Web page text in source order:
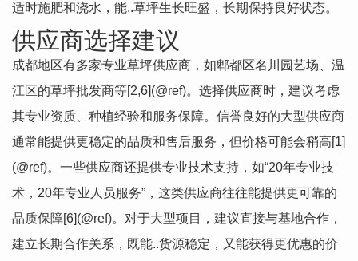
适时施肥和浇水，能..草坪生长旺盛，长期保持良好状态。
供应商选择建议
成都地区有多家专业草坪供应商，如郫都区名川园艺场、温
江区的草坪批发商等[2,6](@ref)。选择供应商时，建议考虑
其专业资质、种植经验和服务保障。信誉良好的大型供应商
通常能提供更稳定的品质和售后服务，但价格可能会稍高[1]
(@ref)。一些供应商还提供专业技术支持，如“20年专业技
术，20年专业人员服务”，这类供应商往往能提供更可靠的
品质保障[6](@ref)。对于大型项目，建议直接与基地合作，
建立长期合作关系，既能..货源稳定，又能获得更优惠的价